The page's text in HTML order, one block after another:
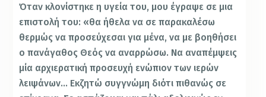
Όταν κλονίστηκε η υγεία του, μου έγραψε σε μια
επιστολή του: «θα ήθελα να σε παρακαλέσω
θερμώς να προσεύχεσαι για μένα, να με βοηθήσει
ο πανάγαθος Θεός να αναρρώσω. Να αναπέμψεις
μία αρχιερατική προσευχή ενώπιον των ιερών
λειψάνων… Εκζητώ συγγνώμη διότι πιθανώς σε